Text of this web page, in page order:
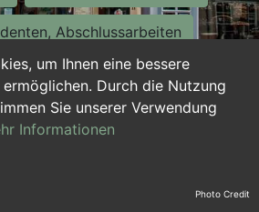
um Ihnen eine bessere
Durch die Nutzung
Sie unserer Verwendung
Informationen
Abschlussarbeiten
Assistenz, Sekretariat
und Nebenjobs
duale Ausbildung Photo Credit